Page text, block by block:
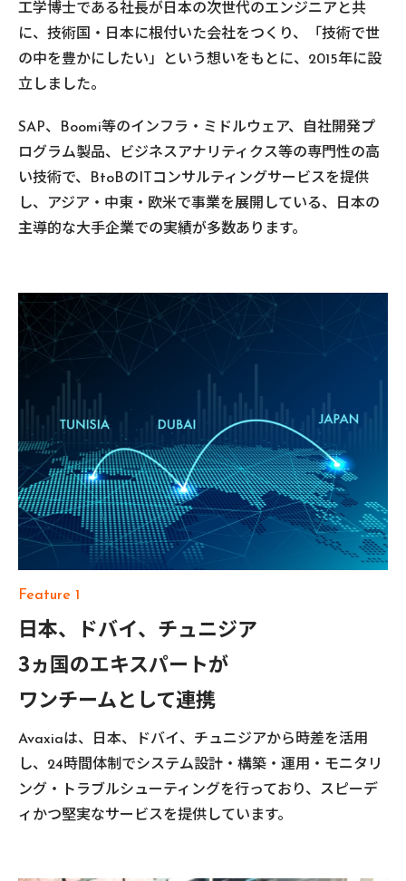
工学博士である社長が日本の次世代のエンジニアと共
に、技術国・日本に根付いた会社をつくり、「技術で世
の中を豊かにしたい」という想いをもとに、2015年に設
立しました。
SAP、Boomi等のインフラ・ミドルウェア、自社開発プ
ログラム製品、ビジネスアナリティクス等の専門性の高
い技術で、BtoBのITコンサルティングサービスを提供
し、アジア・中東・欧米で事業を展開している、日本の
主導的な大手企業での実績が多数あります。
Feature 1
日本、ドバイ、チュニジア
3ヵ国のエキスパートが
ワンチームとして連携
Avaxiaは、日本、ドバイ、チュニジアから時差を活用
し、24時間体制でシステム設計・構築・運用・モニタリ
ング・トラブルシューティングを行っており、スピーデ
ィかつ堅実なサービスを提供しています。